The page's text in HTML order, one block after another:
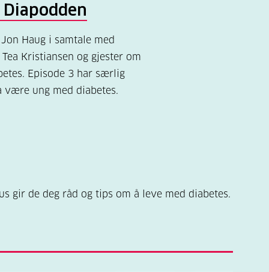
Diapodden
Haug i samtale med
Kristiansen og gjester om
Episode 3 har særlig
være ung med diabetes.
gir de deg råd og tips om å leve med diabetes.